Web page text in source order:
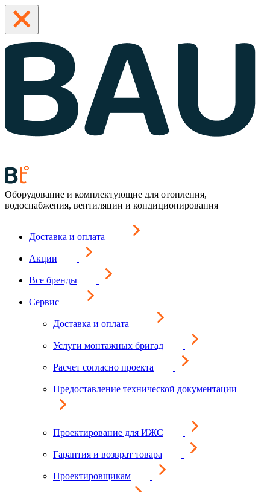
Оборудование и комплектующие для отопления,
водоснабжения, вентиляции и кондиционирования
Доставка и оплата
Акции
Все бренды
Сервис
Доставка и оплата
Услуги монтажных бригад
Расчет согласно проекта
Предоставление технической документации
Проектирование для ИЖС
Гарантия и возврат товара
Проектировщикам